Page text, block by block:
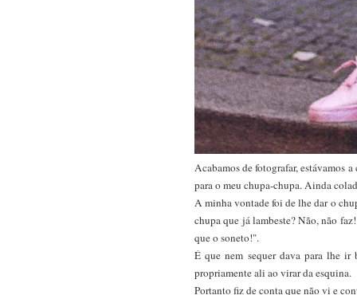
Acabamos de fotografar, estávamos
para o meu chupa-chupa. Ainda
A minha vontade foi de lhe dar o
chupa que já lambeste? Não, não
que o soneto!".
É que nem sequer dava para lhe
propriamente ali ao virar da esquina.
Portanto fiz de conta que não vi e